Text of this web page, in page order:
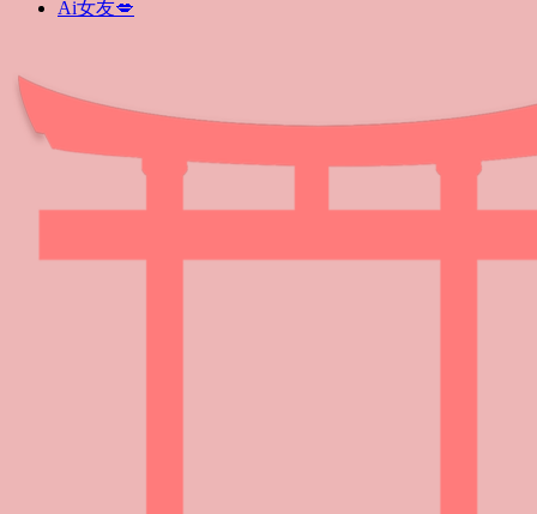
Ai女友💋